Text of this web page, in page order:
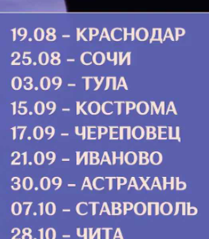
крещения он три часа
воздавая сим
и предстателем
В нем можно было
по тому, как он приникал к
одной правой груди,